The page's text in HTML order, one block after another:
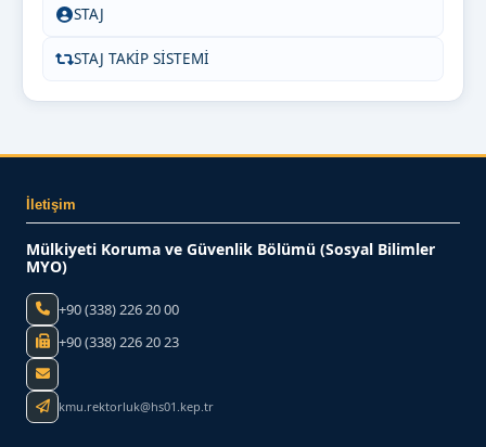
STAJ
STAJ TAKİP SİSTEMİ
İletişim
Mülkiyeti Koruma ve Güvenlik Bölümü (Sosyal Bilimler
MYO)
+90 (338) 226 20 00
+90 (338) 226 20 23
kmu.rektorluk@hs01.kep.tr